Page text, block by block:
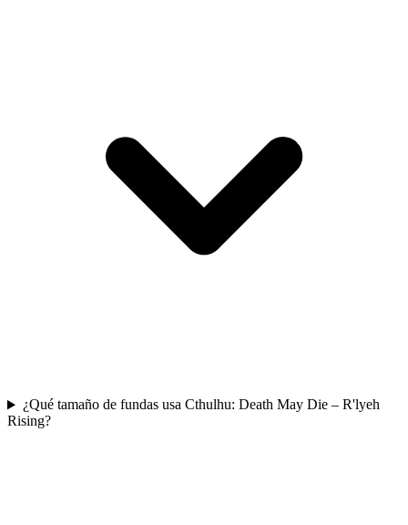
¿Qué tamaño de fundas usa Cthulhu: Death May Die – R'lyeh
Rising?